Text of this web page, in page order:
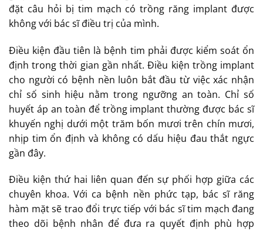
đặt câu hỏi bị tim mạch có trồng răng implant được
không với bác sĩ điều trị của mình.
Điều kiện đầu tiên là bệnh tim phải được kiểm soát ổn
định trong thời gian gần nhất. Điều kiện trồng implant
cho người có bệnh nền luôn bắt đầu từ việc xác nhận
chỉ số sinh hiệu nằm trong ngưỡng an toàn. Chỉ số
huyết áp an toàn để trồng implant thường được bác sĩ
khuyến nghị dưới một trăm bốn mươi trên chín mươi,
nhịp tim ổn định và không có dấu hiệu đau thắt ngực
gần đây.
Điều kiện thứ hai liên quan đến sự phối hợp giữa các
chuyên khoa. Với ca bệnh nền phức tạp, bác sĩ răng
hàm mặt sẽ trao đổi trực tiếp với bác sĩ tim mạch đang
theo dõi bệnh nhân để đưa ra quyết định phù hợp